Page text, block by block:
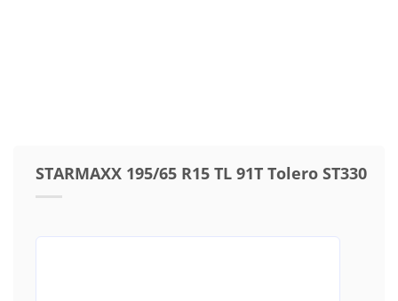
STARMAXX 195/65 R15 TL 91T Tolero ST330